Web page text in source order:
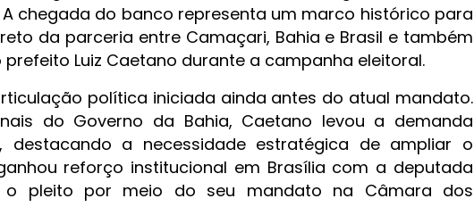
chegada do banco representa um marco histórico para
da parceria entre Camaçari, Bahia e Brasil e também
Luiz Caetano durante a campanha eleitoral.
política iniciada ainda antes do atual mandato.
do Governo da Bahia, Caetano levou a demanda
destacando a necessidade estratégica de ampliar o
reforço institucional em Brasília com a deputada
o pleito por meio do seu mandato na Câmara dos